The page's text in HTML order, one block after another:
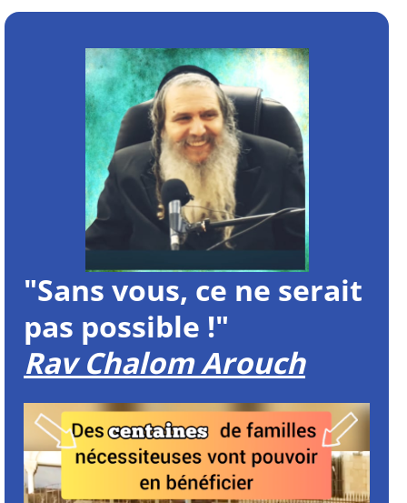
"Sans vous, ce ne serait
pas possible !"
Rav Chalom Arouch